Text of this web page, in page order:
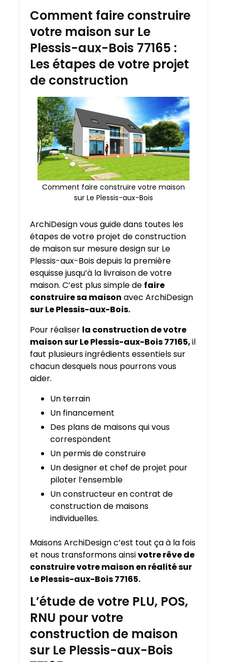
Comment faire construire
votre maison sur Le
Plessis-aux-Bois 77165 :
Les étapes de votre projet
de construction
Comment faire construire votre maison
sur Le Plessis-aux-Bois
ArchiDesign vous guide dans toutes les
étapes de votre projet de construction
de maison sur mesure design sur Le
Plessis-aux-Bois depuis la première
esquisse jusqu’à la livraison de votre
maison. C’est plus simple de faire
construire sa maison avec ArchiDesign
sur Le Plessis-aux-Bois.
Pour réaliser la construction de votre
maison sur Le Plessis-aux-Bois 77165,il
faut plusieurs ingrédients essentiels sur
chacun desquels nous pourrons vous
aider.
Un terrain
Un financement
Des plans de maisons qui vous
correspondent
Un permis de construire
Un designer et chef de projet pour
piloter l’ensemble
Un constructeur en contrat de
construction de maisons
individuelles.
Maisons ArchiDesign c’est tout ça à la fois
et nous transformons ainsivotre rêve de
construire votre maison en réalité sur
Le Plessis-aux-Bois 77165.
L’étude de votre PLU, POS,
RNU pour votre
construction de maison
sur Le Plessis-aux-Bois